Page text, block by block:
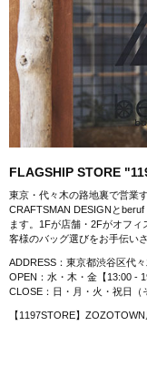
FLAGSHIP STORE
東京・代々木の路地裏で営業
CRAFTSMAN DESIGNと
ます。1Fが店舗・2Fがオフ
客様のバッグ選びをお手伝い
ADDRESS：東京都渋谷区代
OPEN：水・木・金【13:00 -
CLOSE：日・月・火・祝日（
【1197STORE】